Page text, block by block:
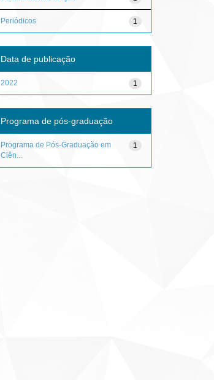
1
Periódicos
Data de publicação
1
2022
Programa de pós-graduação
1
Programa de Pós-Graduação em
Ciên...